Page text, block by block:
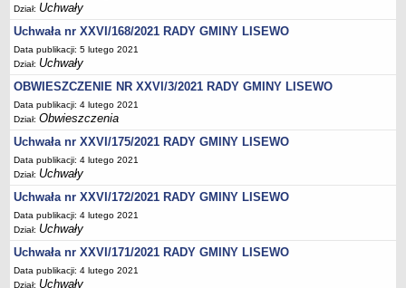
OŚWIATA
Sprawozdania
Podstawowa kwota dotacji dla przedszkoli
SPRAWY DO ZAŁATWIENIA
Rejestry, ewidencje i archiwa
Elektroniczna Skrzynka Podawcza
Udostępnianie informacji publicznej
Urząd Stanu Cywilnego
Ewidencja ludności i dowody osobiste
Podatki
Zaświadczenia
Pomoc społeczna
Wsparcie dla rodzin z dziećmi
Dział: Uchwały
Uchwała nr XXVI/168/2021 RADY GMINY LISEWO
Data publikacji: 5 lutego 2021
Dział: Uchwały
OBWIESZCZENIE NR XXVI/3/2021 RADY GMINY LISEWO
Data publikacji: 4 lutego 2021
Dział:Obwieszczenia
Uchwała nr XXVI/175/2021 RADY GMINY LISEWO
Data publikacji: 4 lutego 2021
Dział: Uchwały
Uchwała nr XXVI/172/2021 RADY GMINY LISEWO
Data publikacji: 4 lutego 2021
Dział: Uchwały
Uchwała nr XXVI/171/2021 RADY GMINY LISEWO
Data publikacji: 4 lutego 2021
Dział: Uchwały